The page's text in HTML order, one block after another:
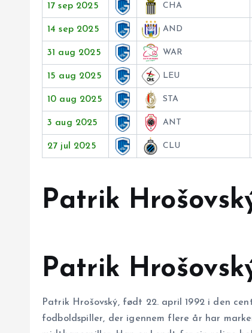
17 sep 2025 CHA
14 sep 2025 AND
31 aug 2025 WAR
15 aug 2025 LEU
10 aug 2025 STA
3 aug 2025 ANT
27 jul 2025 CLU
Patrik
Patrik
Patrik Hrošovský, født 22. april 1992 i den
fodboldspiller, der igennem flere år har